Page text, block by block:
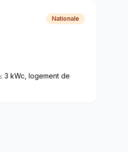
Nationale
3 kWc, logement de